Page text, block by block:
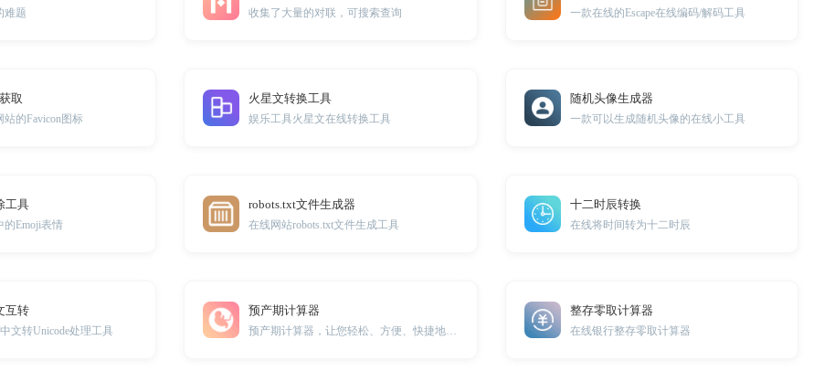
难题 收集了大量的对联，可搜索查询 一款在线的Escape在线编码/解码工具
取
的Favicon图标
火星文转换工具
娱乐工具火星文在线转换工具
随机头像生成器
一款可以生成随机头像的在线小工具
工具
的Emoji表情
robots.txt文件生成器
在线网站robots.txt文件生成工具
十二时辰转换
在线将时间转为十二时辰
互转
文转Unicode处理工具
预产期计算器 整存零取计算器
在线银行整存零取计算器